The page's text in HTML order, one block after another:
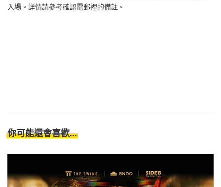
入場。詳情請參考確認電郵裡的備註。
你可能還會喜歡...